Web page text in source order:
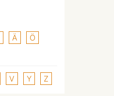
Ä
Ö
V Y Z